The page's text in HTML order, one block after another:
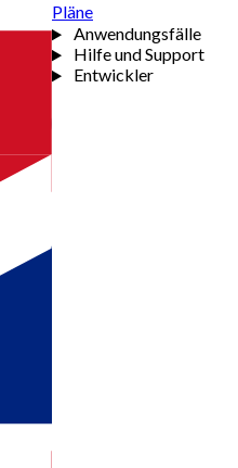
Pläne
Anwendungsfälle
Hilfe und Support
Entwickler